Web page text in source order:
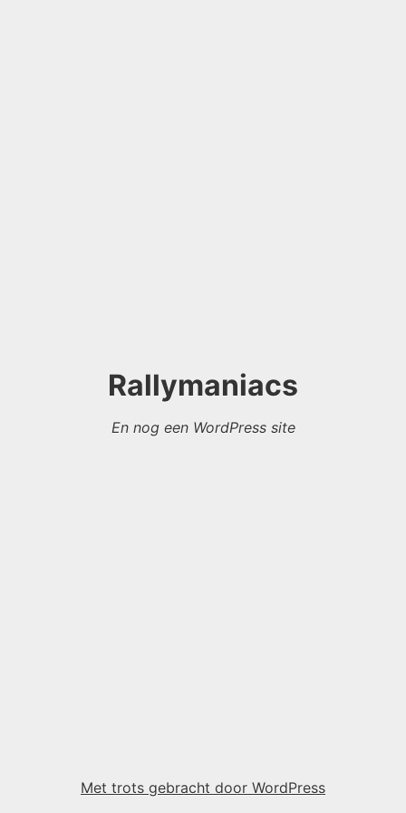
Rallymaniacs
En nog een WordPress site
Met trots gebracht door WordPress